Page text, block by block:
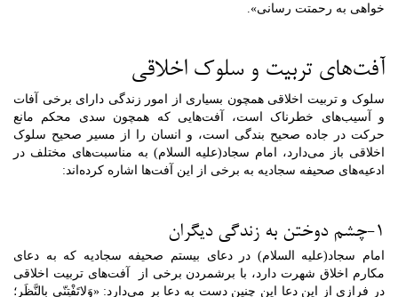
خواهی به رحمتت رسانی».
آفتهای تربیت و سلوک اخلاقی
سلوک و تربیت اخلاقی همچون بسیاری از امور زندگی دارای برخی آفات
و آسیب‌های خطرناک است، آفت‌هایی که همچون سدی محکم مانع
حرکت در جاده صحیح بندگی است، و انسان را از مسیر صحیح سلوک
اخلاقی باز می‌دارد، امام سجاد(علیه السلام) به مناسبت‌های مختلف در
ادعیه‌های صحیفه سجادیه به برخی از این آفت‌ها اشاره کرده‌اند:
1-چشم دوختن به زندگی دیگران
امام سجاد(علیه السلام) در دعای بیستم صحیفه سجادیه که به دعای
مکارم اخلاق شهرت دارد، با برشمردن برخی از آفت‌های تربیت اخلاقی
در فرازی از این دعا این چنین دست به دعا بر می‌دارد: «وَلاتَفْتِنّى بِالنَّظَرِ؛